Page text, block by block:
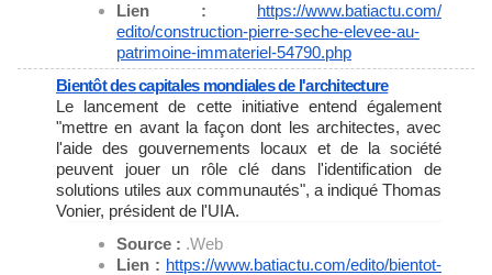
Lien : https://www.batiactu.com/
edito/construction-pierre-seche-elevee-au-
patrimoine-immateriel-54790.php
Bientôt des capitales mondiales de l'architecture
Le lancement de cette initiative entend également
"mettre en avant la façon dont les architectes, avec
l'aide des gouvernements locaux et de la société
peuvent jouer un rôle clé dans l'identification de
solutions utiles aux communautés", a indiqué Thomas
Vonier, président de l'UIA.
Source : .Web
Lien : https://www.batiactu.com/edito/bientot-